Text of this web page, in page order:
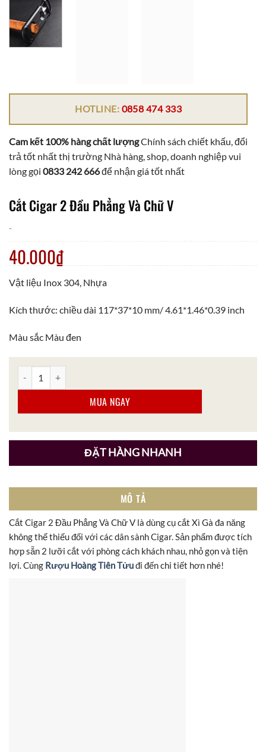
HOTLINE: 0858 474 333
Cam kết 100% hàng chất lượngChính sách chiết khấu, đổi
trả tốt nhất thị trường Nhà hàng, shop, doanh nghiệp vui
lòng gọi 0833 242 666để nhận giá tốt nhất
Cắt Cigar 2 Đầu Phẳng Và Chữ V
-
40.000₫
Vật liệu Inox 304, Nhựa
Kích thước: chiều dài 117*37*10 mm/ 4.61*1.46*0.39 inch
Màu sắc Màu đen
MUA NGAY
ĐẶT HÀNG NHANH
MÔ TẢ
Cắt Cigar 2 Đầu Phẳng Và Chữ V là dùng cụ cắt Xì Gà đa năng
không thể thiếu đối với các dân sành Cigar. Sản phẩm được tích
hợp sẵn 2 lưỡi cắt với phòng cách khách nhau, nhỏ gọn và tiện
lợi. Cùng Rượu Hoàng Tiên Tửuđi đến chi tiết hơn nhé!